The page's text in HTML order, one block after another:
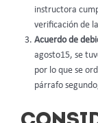
instructora
verificación de
Acuerdo de
agosto15, se
por lo que se
párrafo